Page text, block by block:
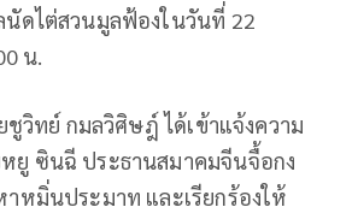
ดไต่สวนมูลฟ้องในวันที่ 22
น.
ชูวิทย์ กมลวิศิษฎ์ ได้เข้าแจ้งความ
ยู ซินฉี ประธานสมาคมจีนจื้อกง
หมิ่นประมาท และเรียกร้องให้